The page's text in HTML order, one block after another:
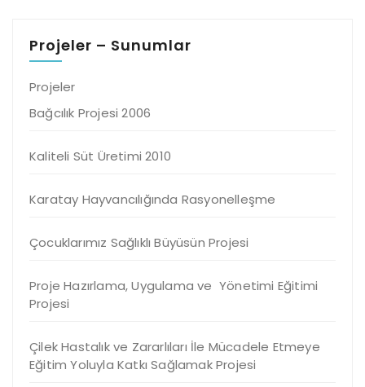
Projeler – Sunumlar
Projeler
Bağcılık Projesi 2006
Kaliteli Süt Üretimi 2010
Karatay Hayvancılığında Rasyonelleşme
Çocuklarımız Sağlıklı Büyüsün Projesi
Proje Hazırlama, Uygulama ve Yönetimi Eğitimi
Projesi
Çilek Hastalık ve Zararlıları İle Mücadele Etmeye
Eğitim Yoluyla Katkı Sağlamak Projesi